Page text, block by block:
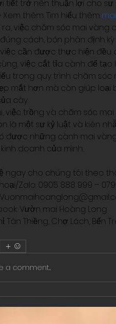
tiết trở nên thuận lợi cho
Xem thêm: Tìm hiểu thêm
việc chăm sóc mai vàng
cách, bón phân định
cần được thực hiện đều
việc cắt tỉa cành để
trong quy trình chăm sóc
mắt hơn mà còn giúp loại
cây.
việc trồng và chăm sóc
là một sự kỷ luật và kiên
được những cành mai
doanh của mình.
ngay cho chúng tôi theo
Zalo: 0905 888 999 –
Vườn mai Hoàng Long
Tân Thiềng, Chợ Lách, Bến
a comment...